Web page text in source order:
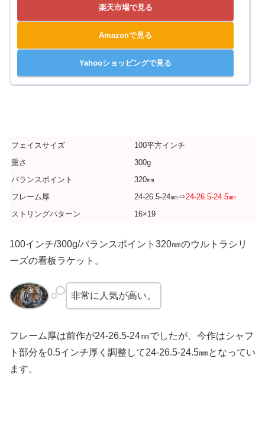
楽天市場で見る
Amazonで見る
Yahooショッピングで見る
フェイスサイズ
100平方インチ
重さ
300g
バランスポイント
320㎜
フレーム厚
24-26.5-24㎜⇒24-26.5-24.5㎜
ストリングパターン
16×19
100インチ/300g/バランスポイント320㎜のウルトラシリ
ーズの看板ラケット。
非常に人気が高い。
フレーム厚は前作が24-26.5-24㎜でしたが、今作はシャフ
ト部分を0.5インチ厚く調整して24-26.5-24.5㎜となってい
ます。